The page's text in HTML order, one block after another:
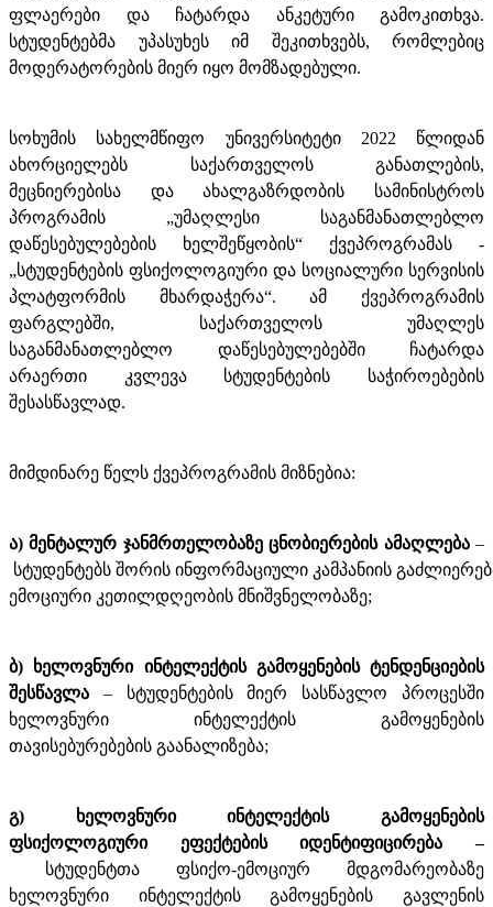
ფლაერები და ჩატარდა ანკეტური გამოკითხვა.
სტუდენტებმა უპასუხეს იმ შეკითხვებს, რომლებიც
მოდერატორების მიერ იყო მომზადებული.
სოხუმის სახელმწიფო უნივერსიტეტი 2022 წლიდან
ახორციელებს საქართველოს განათლების,
მეცნიერებისა და ახალგაზრდობის
სამინისტროს
პროგრამის „უმაღლესი საგანმანათლებლო
დაწესებულებების ხელშეწყობის“ ქვეპროგრამას -
„სტუდენტების ფსიქოლოგიური და სოციალური სერვისის
პლატფორმის მხარდაჭერა“. ამ ქვეპროგრამის
ფარგლებში, საქართველოს უმაღლეს
საგანმანათლებლო დაწესებულებებში ჩატარდა
არაერთი კვლევა სტუდენტების საჭიროებების
შესასწავლად.
მიმდინარე წელს ქვეპროგრამის მიზნებია:
ა) მენტალურ ჯანმრთელობაზე ცნობიერების ამაღლება–
სტუდენტებს შორის ინფორმაციული კამპანიის
ემოციური კეთილდღეობის მნიშვნელობაზე;
ბ) ხელოვნური ინტელექტის გამოყენების ტენდენციების
შესწავლა – სტუდენტების მიერ სასწავლო პროცესში
ხელოვნური ინტელექტის გამოყენების
თავისებურებების გაანალიზება;
გ) ხელოვნური ინტელექტის გამოყენების
ფსიქოლოგიური ეფექტების იდენტიფიცირება –
სტუდენტთა ფსიქო-ემოციურ მდგომარეობაზე
ხელოვნური ინტელექტის გამოყენების გავლენის